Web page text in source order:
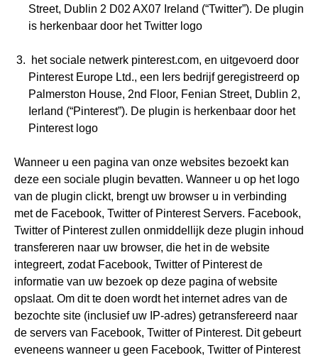
Street, Dublin 2 D02 AX07 Ireland (“Twitter”). De plugin
is herkenbaar door het Twitter logo
het sociale netwerk pinterest.com, en uitgevoerd door
Pinterest Europe Ltd., een Iers bedrijf geregistreerd op
Palmerston House, 2nd Floor, Fenian Street, Dublin 2,
Ierland (“Pinterest”). De plugin is herkenbaar door het
Pinterest logo
Wanneer u een pagina van onze websites bezoekt kan
deze een sociale plugin bevatten. Wanneer u op het logo
van de plugin clickt, brengt uw browser u in verbinding
met de Facebook, Twitter of Pinterest Servers. Facebook,
Twitter of Pinterest zullen onmiddellijk deze plugin inhoud
transfereren naar uw browser, die het in de website
integreert, zodat Facebook, Twitter of Pinterest de
informatie van uw bezoek op deze pagina of website
opslaat. Om dit te doen wordt het internet adres van de
bezochte site (inclusief uw IP-adres) getransfereerd naar
de servers van Facebook, Twitter of Pinterest. Dit gebeurt
eveneens wanneer u geen Facebook, Twitter of Pinterest